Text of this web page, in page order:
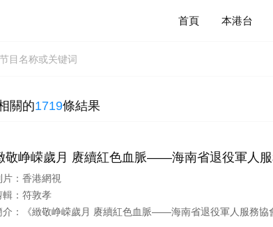
首頁 本港台
關的1719條結果
敬峥嵘歲月 赓續紅色血脈——海南省退役軍人服務協會在瓊
： 香港網視
： 符敦孝
：
《緻敬峥嵘歲月 赓續紅色血脈——海南省退役軍人服務協會在瓊海成功舉辦